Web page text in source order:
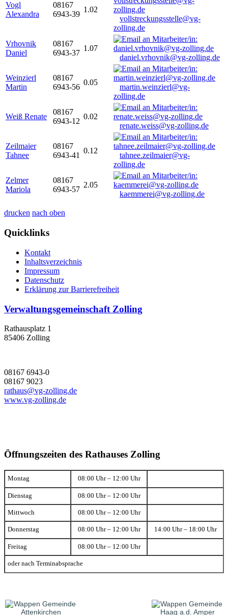
Vogl
Alexandra
08167
6943-39
1.02
vollstreckungsstelle@vg-
zolling.de
Vrhovnik
Daniel
08167
6943-37
1.07
daniel.vrhovnik@vg-zolling.de
Weinzierl
Martin
08167
6943-56
0.05
martin.weinzierl@vg-
zolling.de
Weiß Renate
08167
6943-12
0.02
renate.weiss@vg-zolling.de
Zeilmaier
Tahnee
08167
6943-41
0.12
tahnee.zeilmaier@vg-
zolling.de
Zelmer
Mariola
08167
6943-57
2.05
kaemmerei@vg-zolling.de
drucken nach oben
Quicklinks
Kontakt
Inhaltsverzeichnis
Impressum
Datenschutz
Erklärung zur Barrierefreiheit
Verwaltungsgemeinschaft Zolling
Rathausplatz 1
85406 Zolling
08167 6943-0
08167 9023
rathaus@vg-zolling.de
www.vg-zolling.de
Öffnungszeiten des Rathauses Zolling
Montag 08:00 Uhr – 12:00 Uhr
Dienstag 08:00 Uhr – 12:00 Uhr
Mittwoch 08:00 Uhr – 12:00 Uhr
Donnerstag 08:00 Uhr – 12:00 Uhr 14:00 Uhr – 18:00 Uhr
Freitag 08:00 Uhr – 12:00 Uhr
oder nach Terminabsprache